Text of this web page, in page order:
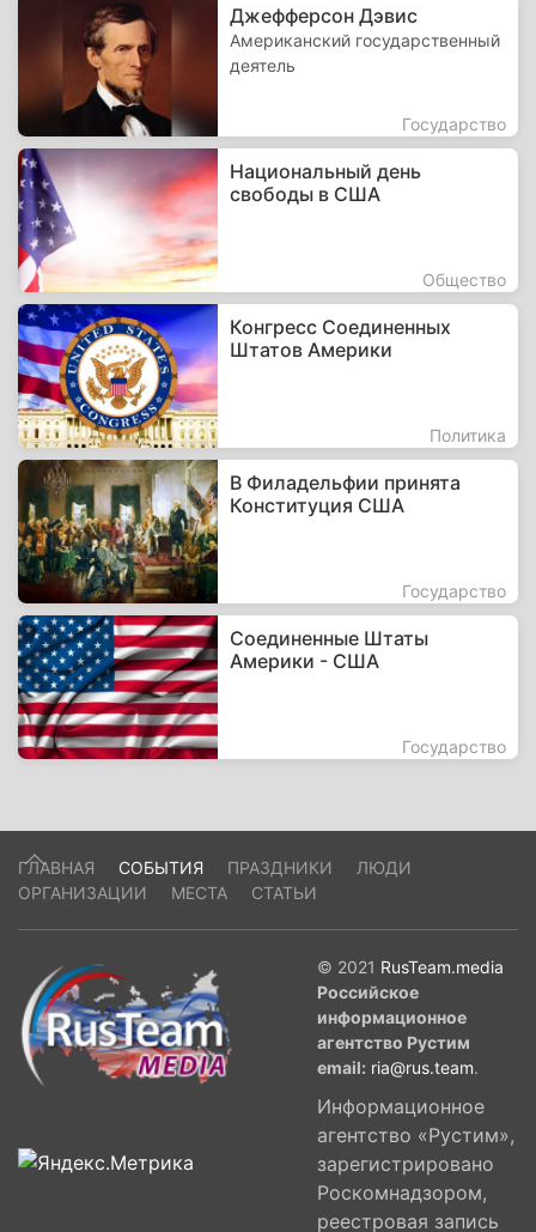
Джефферсон Дэвис
Американский государственный
деятель
Государство
Национальный день
свободы в США
Общество
Конгресс Соединенных
Штатов Америки
Политика
В Филадельфии принята
Конституция США
Государство
Соединенные Штаты
Америки - США
Государство
ГЛАВНАЯ СОБЫТИЯ ПРАЗДНИКИ
ЛЮДИ
ОРГАНИЗАЦИИ
МЕСТА СТАТЬИ
© 2021 RusTeam.media
Российское
информационное
агентство Рустим
email: ria@rus.team.
Информационное
агентство «Рустим»,
зарегистрировано
Роскомнадзором,
реестровая запись